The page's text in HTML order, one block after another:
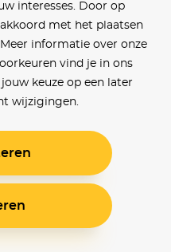
interesses. Door op
akkoord met het plaatsen
informatie over onze
vind je in ons
keuze op een later
wijzigingen.